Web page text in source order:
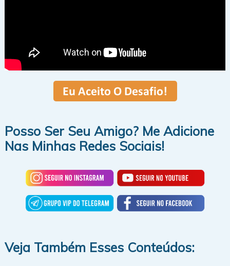
Posso Ser Seu Amigo? Me Adicione
Nas Minhas Redes Sociais!
Veja Também Esses Conteúdos: